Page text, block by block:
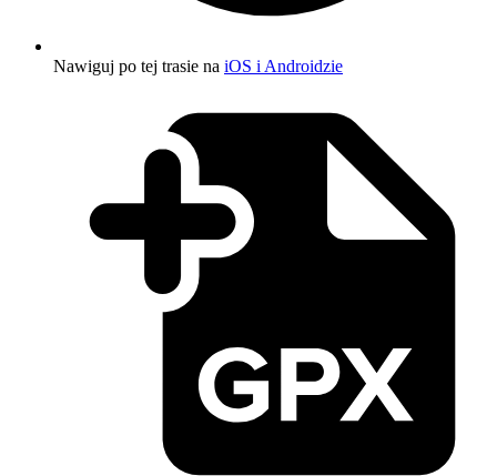
Nawiguj po tej trasie na iOS i Androidzie